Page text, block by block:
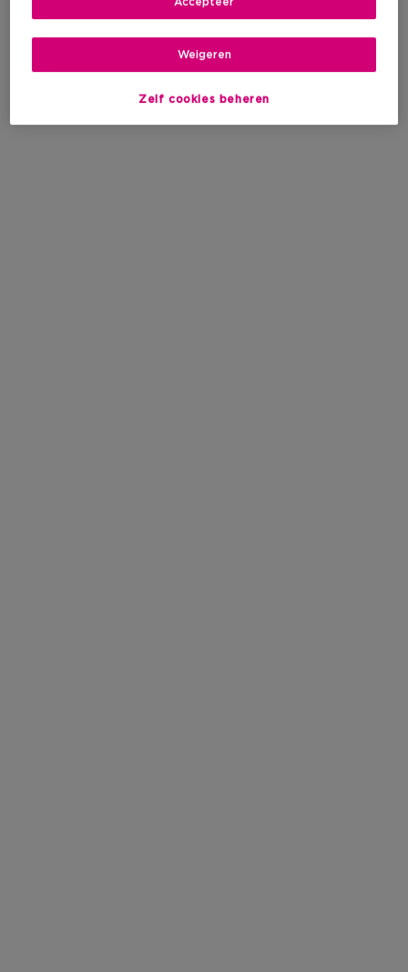
Zelf cookies beheren
Weigeren